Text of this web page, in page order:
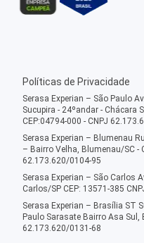
Políticas de Privacidade
Serasa Experian – São Paulo
Sucupira - 24ºandar - Chácara
CEP:04794-000 - CNPJ
Serasa Experian – Blumenau
– Bairro Velha, Blumenau/SC -
62.173.620/0104-95
Serasa Experian – São Carlos
Carlos/SP CEP: 13571-385
Serasa Experian – Brasília ST
Paulo Sarasate Bairro Asa Sul,
62.173.620/0131-68